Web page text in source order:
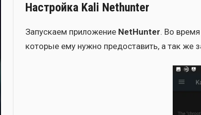
Настройка Kali Nethunter
Запус­ка­ем при­ло­же­ние NetHunter. Во
кото­рые ему нуж­но предо­ста­вить, а так же